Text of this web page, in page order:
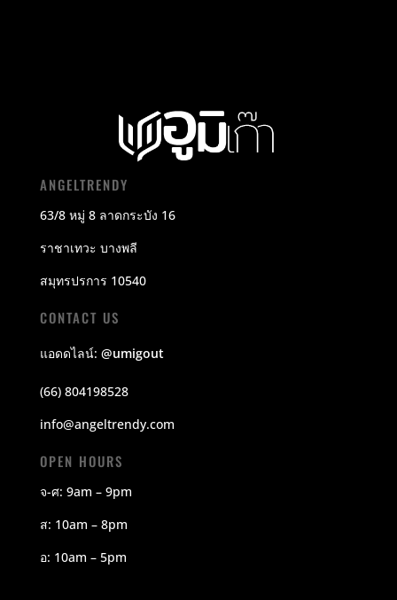
ANGELTRENDY
63/8 หมู่ 8 ลาดกระบัง 16
ราชาเทวะ บางพลี
สมุทรปรการ 10540
CONTACT US
แอดดไลน์: @umigout
(66) 804198528
info@angeltrendy.com
OPEN HOURS
จ-ศ: 9am – 9pm
ส: 10am – 8pm
อ: 10am – 5pm